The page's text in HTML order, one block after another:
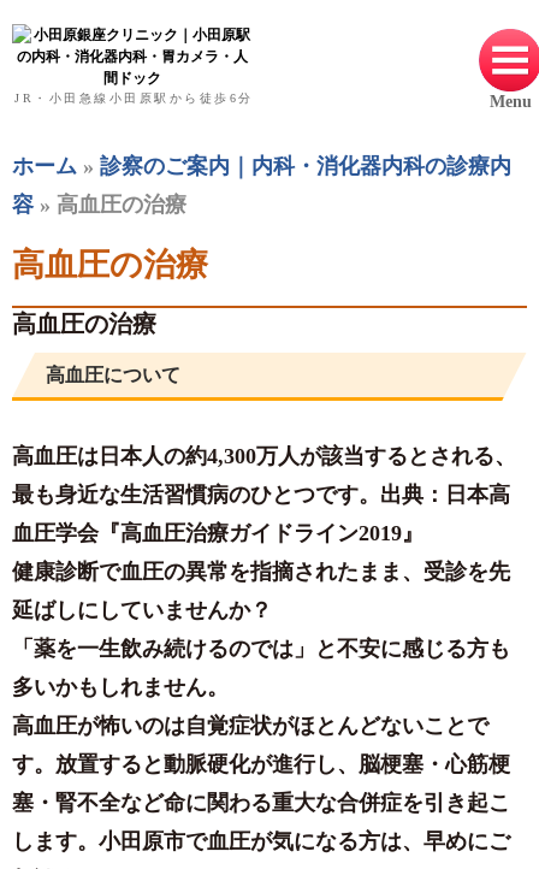
小田原銀座クリニック｜小田原駅の内科・
JR・小田急線小田原駅から徒歩6分 Menu
ホーム » 診察のご案内｜内科・消化器内科の診療内
容 » 高血圧の治療
高血圧の治療
高血圧の治療
高血圧について
高血圧は日本人の約4,300万人が該当するとされる、
最も身近な生活習慣病のひとつです。出典：日本高
血圧学会『高血圧治療ガイドライン2019』
健康診断で血圧の異常を指摘されたまま、受診を先
延ばしにしていませんか？
「薬を一生飲み続けるのでは」と不安に感じる方も
多いかもしれません。
高血圧が怖いのは自覚症状がほとんどないことで
す。放置すると動脈硬化が進行し、 脳梗塞・心筋梗
塞・腎不全など命に関わる重大な合併症を引き起こ
します。小田原市で血圧が気になる方は、早めにご